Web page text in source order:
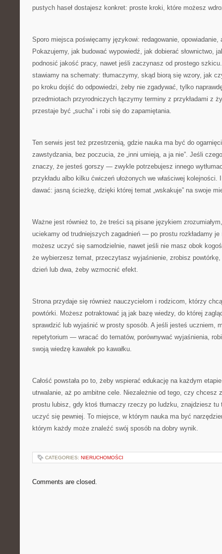
pustych haseł dostajesz konkret: proste kroki, które możesz
Sporo miejsca poświęcamy językowi: redagowanie, opowiadanie,
Pokazujemy, jak budować wypowiedź, jak dobierać słownictwo,
podnosić jakość pracy, nawet jeśli zaczynasz od prostego
stawiamy na schematy: tłumaczymy, skąd biorą się wzory, jak
po kroku dojść do odpowiedzi, żeby nie zgadywać, tylko
przedmiotach przyrodniczych łączymy terminy z przykładami z
przestaje być „sucha” i robi się do zapamiętania.
Ten serwis jest też przestrzenią, gdzie nauka ma być do
zawstydzania, bez poczucia, że „inni umieją, a ja nie”. Jeśli
znaczy, że jesteś gorszy — zwykle potrzebujesz innego
przykładu albo kilku ćwiczeń ułożonych we właściwej kolejności.
dawać: jasną ścieżkę, dzięki której temat „wskakuje” na swoje
Ważne jest również to, że treści są pisane językiem
uciekamy od trudniejszych zagadnień — po prostu rozkładamy
możesz uczyć się samodzielnie, nawet jeśli nie masz obok
że wybierzesz temat, przeczytasz wyjaśnienie, zrobisz
dzień lub dwa, żeby wzmocnić efekt.
Strona przydaje się również nauczycielom i rodzicom, którzy
powtórki. Możesz potraktować ją jak bazę wiedzy, do której
sprawdzić lub wyjaśnić w prosty sposób. A jeśli jesteś uczniem,
repetytorium — wracać do tematów, porównywać wyjaśnienia,
swoją wiedzę kawałek po kawałku.
Całość powstała po to, żeby wspierać edukację na każdym
utrwalanie, aż po ambitne cele. Niezależnie od tego, czy chcesz
prostu lubisz, gdy ktoś tłumaczy rzeczy po ludzku, znajdziesz tu
uczyć się pewniej. To miejsce, w którym nauka ma być
którym każdy może znaleźć swój sposób na dobry wynik.
CATEGORIES: NIERUCHOMOŚCI
Comments are closed.